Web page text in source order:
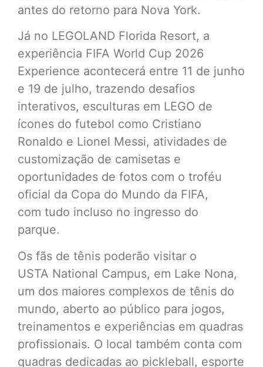
antes do retorno para Nova York.
Já no LEGOLAND Florida Resort, a
experiência FIFA World Cup 2026
Experience acontecerá entre 11 de junho
e 19 de julho, trazendo desafios
interativos, esculturas em LEGO de
ícones do futebol como Cristiano
Ronaldo e Lionel Messi, atividades de
customização de camisetas e
oportunidades de fotos com o troféu
oficial da Copa do Mundo da FIFA,
com tudo incluso no ingresso do
parque.
Os fãs de tênis poderão visitar o
USTA National Campus, em Lake Nona,
um dos maiores complexos de tênis do
mundo, aberto ao público para jogos,
treinamentos e experiências em quadras
profissionais. O local também conta com
quadras dedicadas ao pickleball, esporte